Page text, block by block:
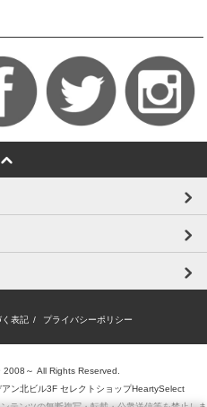
く表記 / プライバシーポリシー
～ All Rights Reserved.
ン北ビル3F セレクトショップHeartySelect